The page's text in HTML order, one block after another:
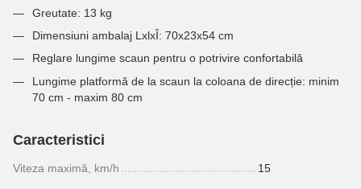
Greutate: 13 kg
Dimensiuni ambalaj LxlxÎ: 70x23x54 cm
Reglare lungime scaun pentru o potrivire confortabilă
Lungime platformă de la scaun la coloana de direcție: minim
70 cm - maxim 80 cm
Caracteristici
Viteza maximă, km/h 15